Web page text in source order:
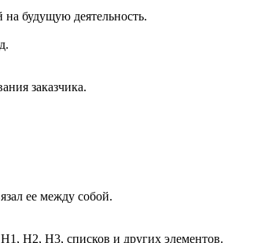
на будущую деятельность.
заказчика.
ее между собой.
H2, H3, списков и других элементов.